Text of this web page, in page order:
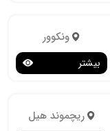
ونکوور
بیشتر
ریچموند هیل